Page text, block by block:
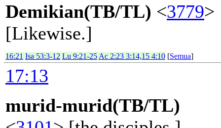
Demikian(TB/TL) <3779>
[Likewise.]
16:21 Isa 53:3-12 Lu 9:21-25 Ac 2:23 3:14,15 4:10 [Semua]
17:13
murid-murid(TB/TL)